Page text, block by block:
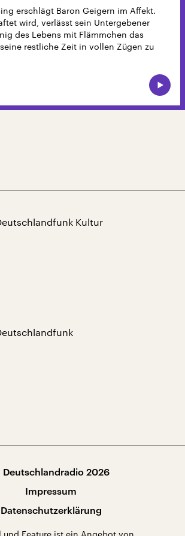
erschlägt Baron Geigern im Affekt.
wird, verlässt sein Untergebener
des Lebens mit Flämmchen das
restliche Zeit in vollen Zügen zu
Kultur
2026
Impressum
Datenschutzerklärung